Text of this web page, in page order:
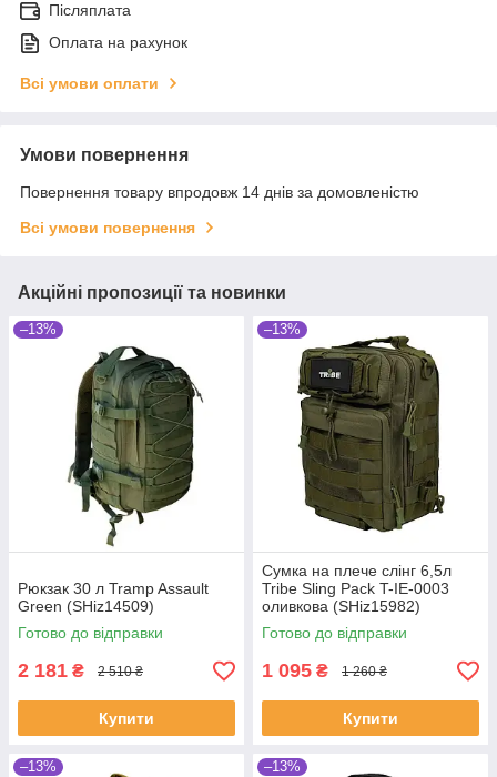
Післяплата
Оплата на рахунок
Всі умови оплати
Умови повернення
Повернення товару впродовж 14 днів за домовленістю
Всі умови повернення
Акційні пропозиції та новинки
–13%
Рюкзак 30 л Tramp Assault
Green (SHiz14509)
Готово до відправки
2 181 ₴ 2 510 ₴
Купити
–13%
Сумка на плече слінг 6,5л
Tribe Sling Pack T-IE-0003
оливкова (SHiz15982)
Готово до відправки
1 095 ₴ 1 260 ₴
Купити
–13% –13%